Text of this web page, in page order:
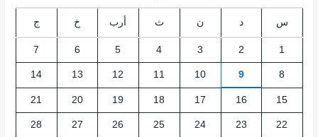
س د ن ث أرب خ ج
1
2
3
4
5
6
7
8
9
10
11
12
13
14
15
16
17
18
19
20
21
22
23
24
25
26
27
28